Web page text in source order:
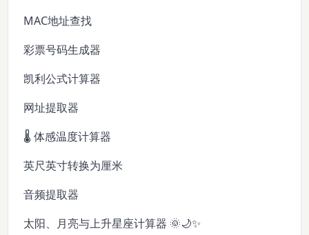
MAC地址查找
彩票号码生成器
凯利公式计算器
网址提取器
🌡️ 体感温度计算器
英尺英寸转换为厘米
音频提取器
太阳、月亮与上升星座计算器 🌞🌙✨